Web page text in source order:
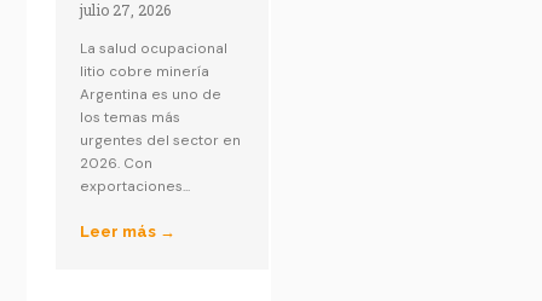
julio 27, 2026
La salud ocupacional
litio cobre minería
Argentina es uno de
los temas más
urgentes del sector en
2026. Con
exportaciones...
Leer más →